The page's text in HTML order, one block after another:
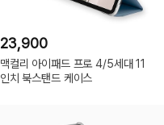
23,900
맥컬리 아이패드 프로 4/5세대 11
인치 북스탠드 케이스